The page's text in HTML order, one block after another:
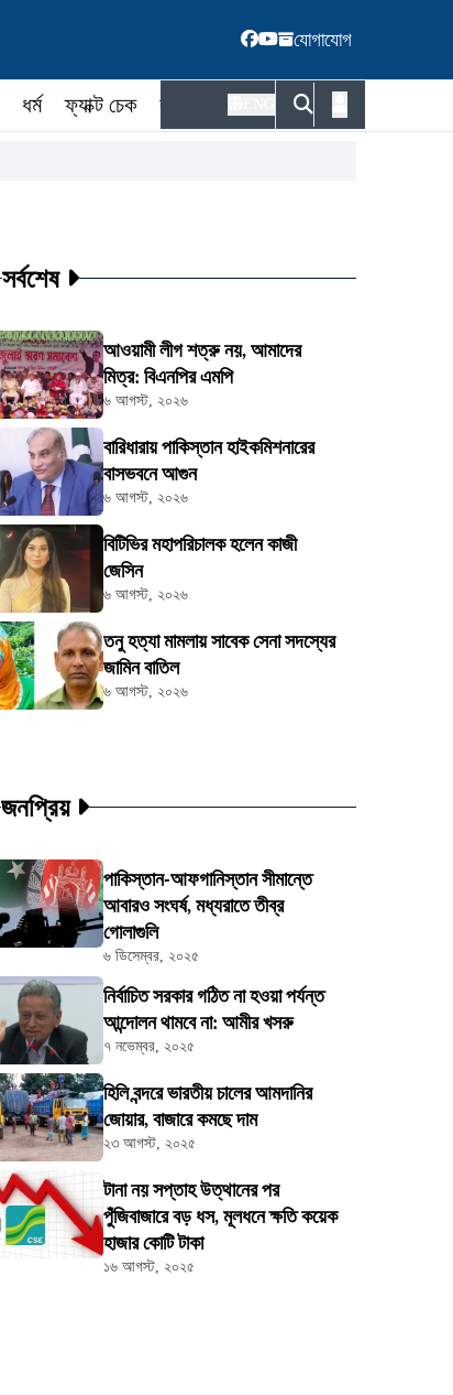
যোগাযোগ
ধর্ম ফ্যাক্ট চেক কর্মকর্তা
সর্বশেষ
আওয়ামী লীগ শত্রু নয়, আমাদের
মিত্র: বিএনপির এমপি
৬ আগস্ট, ২০২৬
বারিধারায় পাকিস্তান হাইকমিশনারের
বাসভবনে আগুন
৬ আগস্ট, ২০২৬
বিটিভির মহাপরিচালক হলেন কাজী
জেসিন
৬ আগস্ট, ২০২৬
তনু হত্যা মামলায় সাবেক সেনা সদস্যের
জামিন বাতিল
৬ আগস্ট, ২০২৬
জনপ্রিয়
পাকিস্তান-আফগানিস্তান সীমান্তে
আবারও সংঘর্ষ, মধ্যরাতে তীব্র
গোলাগুলি
৬ ডিসেম্বর, ২০২৫
নির্বাচিত সরকার গঠিত না হওয়া পর্যন্ত
আন্দোলন থামবে না: আমীর খসরু
৭ নভেম্বর, ২০২৫
হিলি বন্দরে ভারতীয় চালের আমদানির
জোয়ার, বাজারে কমছে দাম
২৩ আগস্ট, ২০২৫
টানা নয় সপ্তাহ উত্থানের পর
পুঁজিবাজারে বড় ধস, মূলধনে ক্ষতি কয়েক
হাজার কোটি টাকা
১৬ আগস্ট, ২০২৫